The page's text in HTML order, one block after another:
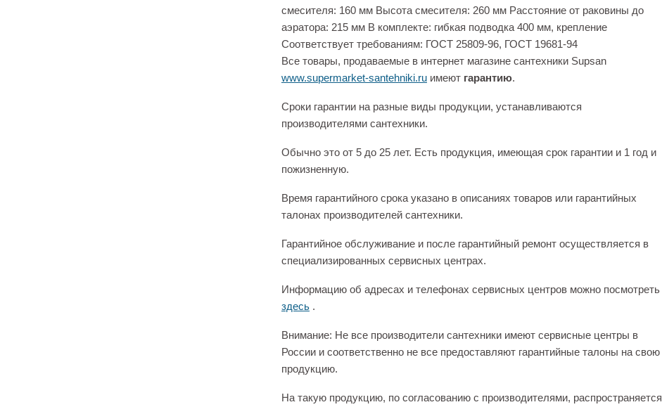
смесителя: 160 мм Высота смесителя: 260 мм Расстояние от раковины до
аэратора: 215 мм В комплекте: гибкая подводка 400 мм, крепление
Соответствует требованиям: ГОСТ 25809-96, ГОСТ 19681-94
Все товары, продаваемые в интернет магазине сантехники Supsan
www.supermarket-santehniki.ru имеют гарантию.
Сроки гарантии на разные виды продукции, устанавливаются
производителями сантехники.
Обычно это от 5 до 25 лет. Есть продукция, имеющая срок гарантии и 1 год и
пожизненную.
Время гарантийного срока указано в описаниях товаров или гарантийных
талонах производителей сантехники.
Гарантийное обслуживание и после гарантийный ремонт осуществляется в
специализированных сервисных центрах.
Информацию об адресах и телефонах сервисных центров можно посмотреть
здесь .
Внимание: Не все производители сантехники имеют сервисные центры в
России и соответственно не все предоставляют гарантийные талоны на свою
продукцию.
На такую продукцию, по согласованию с производителями, распространяется